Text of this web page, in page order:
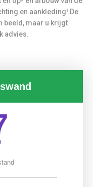
en aankleding! De
beeld, maar u krijgt
advies.